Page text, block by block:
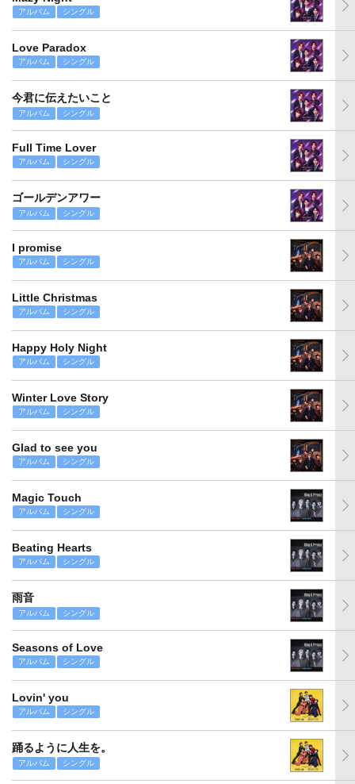
アルバム シングル
Love Paradox
アルバム シングル
今君に伝えたいこと
アルバム シングル
Full Time Lover
アルバム シングル
ゴールデンアワー
アルバム シングル
I promise
アルバム シングル
Little Christmas
アルバム シングル
Happy Holy Night
アルバム シングル
Winter Love Story
アルバム シングル
Glad to see you
アルバム シングル
Magic Touch
アルバム シングル
Beating Hearts
アルバム シングル
雨音
アルバム シングル
Seasons of Love
アルバム シングル
Lovin' you
アルバム シングル
踊るように人生を。
アルバム シングル